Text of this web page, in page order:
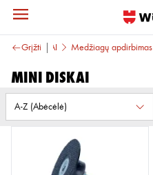
Grįžti
ĮRANKIAI Medžiagų apdirbimas
Mini diskai